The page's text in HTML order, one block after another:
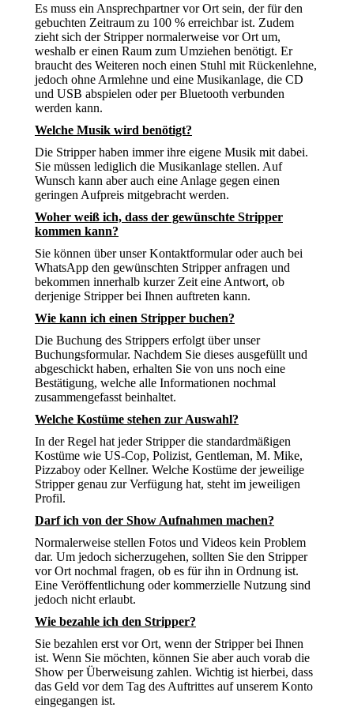
Es muss ein Ansprechpartner vor Ort sein, der für den
gebuchten Zeitraum zu 100 % erreichbar ist. Zudem
zieht sich der Stripper normalerweise vor Ort um,
weshalb er einen Raum zum Umziehen benötigt. Er
braucht des Weiteren noch einen Stuhl mit Rückenlehne,
jedoch ohne Armlehne und eine Musikanlage, die CD
und USB abspielen oder per Bluetooth verbunden
werden kann.
Welche Musik wird benötigt?
Die Stripper haben immer ihre eigene Musik mit dabei.
Sie müssen lediglich die Musikanlage stellen. Auf
Wunsch kann aber auch eine Anlage gegen einen
geringen Aufpreis mitgebracht werden.
Woher weiß ich, dass der gewünschte Stripper
kommen kann?
Sie können über unser Kontaktformular oder auch bei
WhatsApp den gewünschten Stripper anfragen und
bekommen innerhalb kurzer Zeit eine Antwort, ob
derjenige Stripper bei Ihnen auftreten kann.
Wie kann ich einen Stripper buchen?
Die Buchung des Strippers erfolgt über unser
Buchungsformular. Nachdem Sie dieses ausgefüllt und
abgeschickt haben, erhalten Sie von uns noch eine
Bestätigung, welche alle Informationen nochmal
zusammengefasst beinhaltet.
Welche Kostüme stehen zur Auswahl?
In der Regel hat jeder Stripper die standardmäßigen
Kostüme wie US-Cop, Polizist, Gentleman, M. Mike,
Pizzaboy oder Kellner. Welche Kostüme der jeweilige
Stripper genau zur Verfügung hat, steht im jeweiligen
Profil.
Darf ich von der Show Aufnahmen machen?
Normalerweise stellen Fotos und Videos kein Problem
dar. Um jedoch sicherzugehen, sollten Sie den Stripper
vor Ort nochmal fragen, ob es für ihn in Ordnung ist.
Eine Veröffentlichung oder kommerzielle Nutzung sind
jedoch nicht erlaubt.
Wie bezahle ich den Stripper?
Sie bezahlen erst vor Ort, wenn der Stripper bei Ihnen
ist. Wenn Sie möchten, können Sie aber auch vorab die
Show per Überweisung zahlen. Wichtig ist hierbei, dass
das Geld vor dem Tag des Auftrittes auf unserem Konto
eingegangen ist.